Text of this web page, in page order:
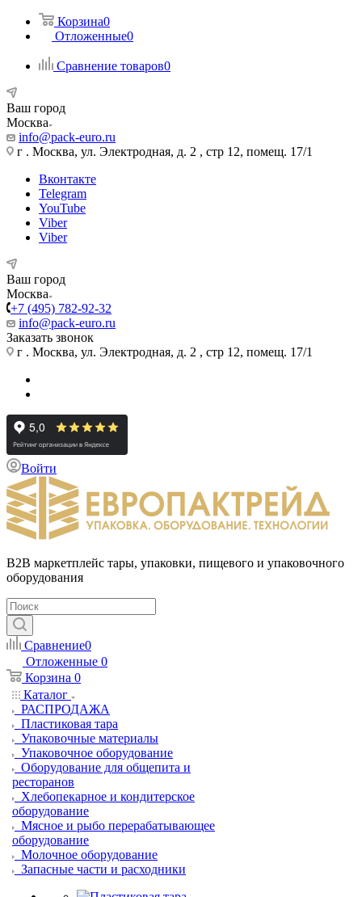
Корзина0
Отложенные0
Сравнение товаров0
Ваш город
Москва
info@pack-euro.ru
г . Москва, ул. Электродная, д. 2 , стр 12, помещ. 17/1
Вконтакте
Telegram
YouTube
Viber
Viber
Ваш город
Москва
+7 (495) 782-92-32
info@pack-euro.ru
Заказать звонок
г . Москва, ул. Электродная, д. 2 , стр 12, помещ. 17/1
Войти
B2B маркетплейс тары, упаковки, пищевого и упаковочного
оборудования
Сравнение0
Отложенные 0
Корзина 0
Каталог
РАСПРОДАЖА
Пластиковая тара
Упаковочные материалы
Упаковочное оборудование
Оборудование для общепита и
ресторанов
Хлебопекарное и кондитерское
оборудование
Мясное и рыбо перерабатывающее
оборудование
Молочное оборудование
Запасные части и расходники